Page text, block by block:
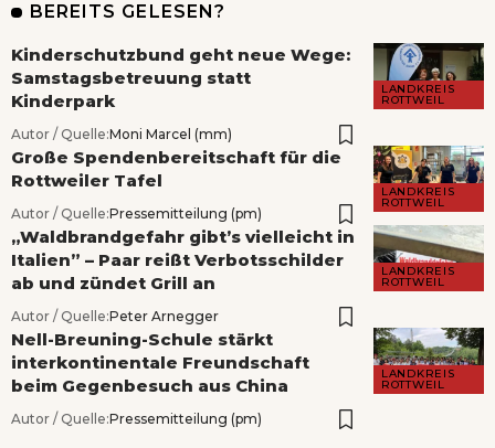
BEREITS GELESEN?
LANDKREIS
ROTTWEIL
Kinderschutzbund geht neue Wege:
Samstagsbetreuung statt
Kinderpark
Autor / Quelle:Moni Marcel (mm)
LANDKREIS
ROTTWEIL
Große Spendenbereitschaft für die
Rottweiler Tafel
Autor / Quelle:Pressemitteilung (pm)
LANDKREIS
ROTTWEIL
„Waldbrandgefahr gibt’s vielleicht in
Italien” – Paar reißt Verbotsschilder
ab und zündet Grill an
Autor / Quelle:Peter Arnegger
LANDKREIS
ROTTWEIL
Nell-Breuning-Schule stärkt
interkontinentale Freundschaft
beim Gegenbesuch aus China
Autor / Quelle:Pressemitteilung (pm)